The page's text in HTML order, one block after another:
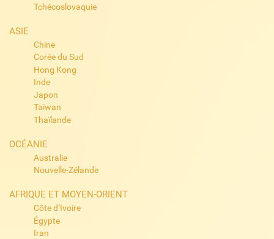
Tchécoslovaquie
ASIE
Chine
Corée du Sud
Hong Kong
Inde
Japon
Taïwan
Thaïlande
OCÉANIE
Australie
Nouvelle-Zélande
AFRIQUE ET MOYEN-ORIENT
Côte d’Ivoire
Égypte
Iran